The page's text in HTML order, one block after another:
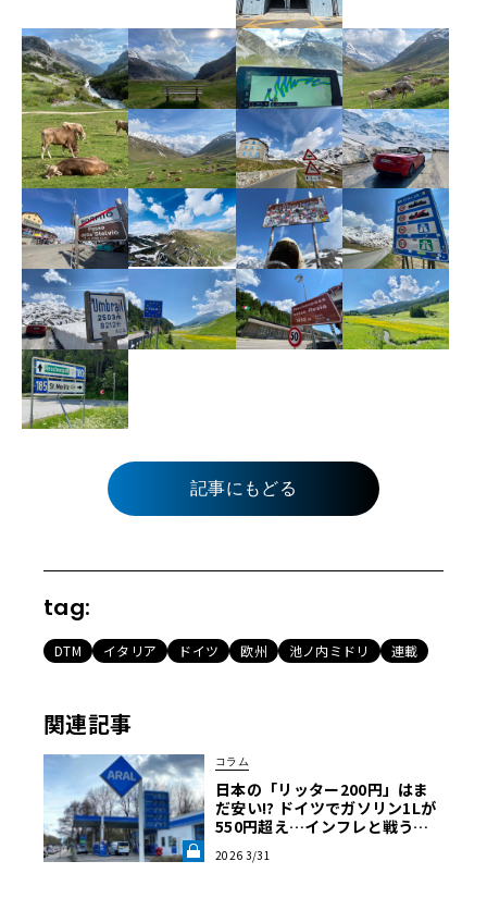
記事にもどる
tag:
DTM イタリア ドイツ 欧州 池ノ内ミドリ 連載
関連記事
コラム
日本の「リッター200円」はま
だ安い!? ドイツでガソリン1Lが
550円超え…インフレと戦うア
VOLANT LAB》
2026 3/31